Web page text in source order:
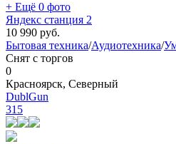
+ Ещё 0 фото
Яндекс станция 2
10 990 руб.
Бытовая техника/Аудиотехника/
Снят с торгов
0
Красноярск, Северный
DublGun
315